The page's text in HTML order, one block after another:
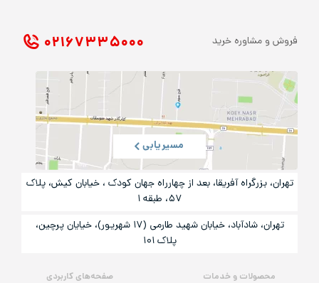
محصولات و خدمات صفحه‌های کاربردی
فروش و مشاوره خرید ۰۲۱ ۶۷۳۳۵۰۰۰
مسیریابی
تهران، بزرگراه آفریقا، بعد از چهارراه جهان کودک ، خیابان کیش، پلاک
۵۷، طبقه ۱
تهران، شادآباد، خیابان شهید طارمی (۱۷ شهریور)، خیایان پرچین،
پلاک ۱۰۱